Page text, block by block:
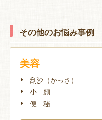
その他のお悩み事例
美容
刮沙（かっさ）
小 顔
便 秘